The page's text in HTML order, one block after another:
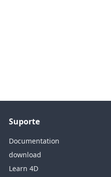
Suporte
Documentation
download
Learn 4D